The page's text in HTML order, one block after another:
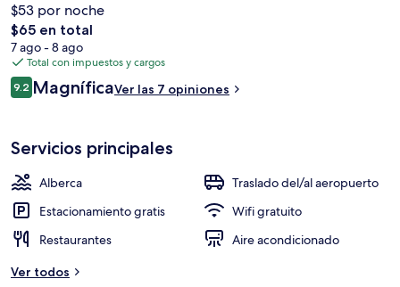
$53 por noche
El
precio
total
es
de
$65 en total
7 ago - 8 ago
Total con impuestos y cargos
Opiniones
9.29.2 de 10,
MagníficaVer las 7 opiniones
Servicios principales
Alberca
Traslado del/al aeropuerto
Estacionamiento gratis
Wifi gratuito
Restaurantes
Aire acondicionado
Ver todos